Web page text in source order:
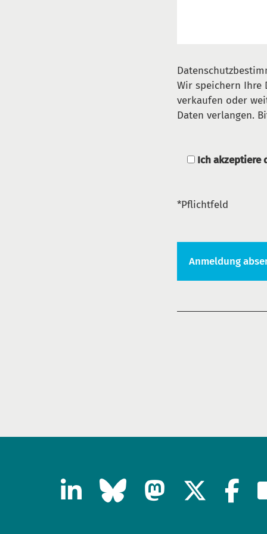
Wir speichern Ihre
verkaufen oder
Daten verlangen.
Ich akzeptiere
*Pflichtfeld